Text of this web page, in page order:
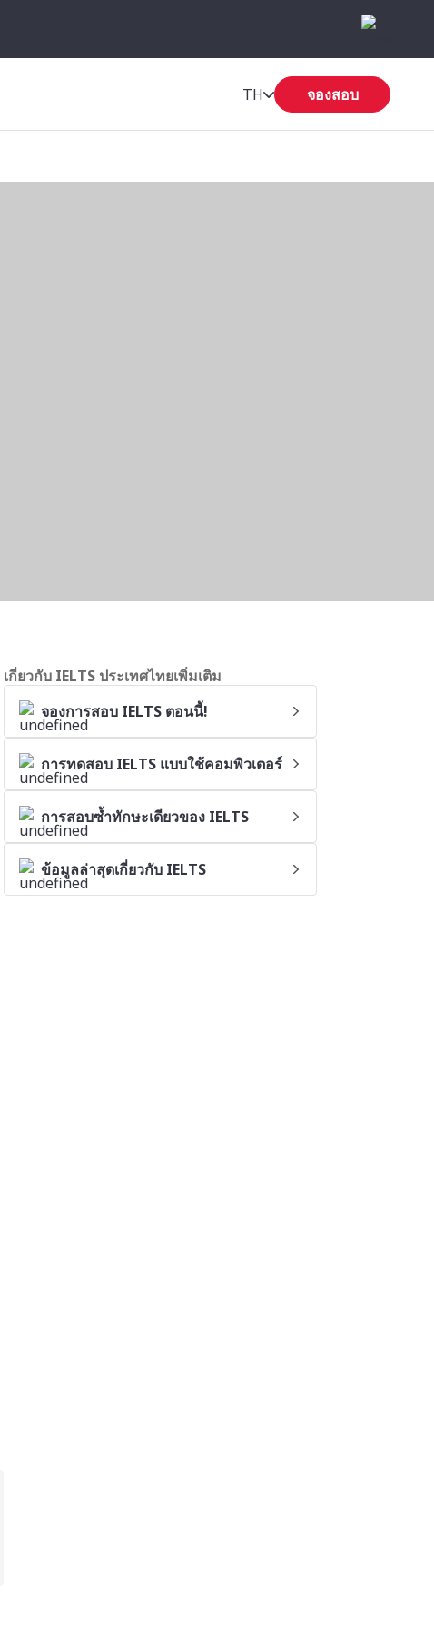
TH จองสอบ
เกี่ยวกับ IELTS ประเทศไทยเพิ่มเติม
จองการสอบ IELTS ตอนนี้!
การทดสอบ IELTS แบบใช้คอมพิวเตอร์
การสอบซ้ำทักษะเดียวของ IELTS
ข้อมูลล่าสุดเกี่ยวกับ IELTS